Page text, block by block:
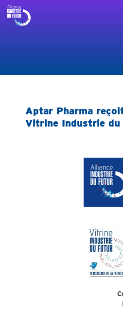
Aptar Pharma
Vitrine Industrie
Panneau de gestion des cookies